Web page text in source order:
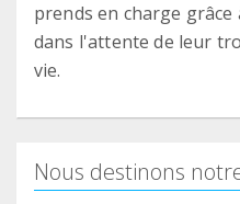
prends en charge grâce
dans l'attente de leur
vie.
Nous destinons